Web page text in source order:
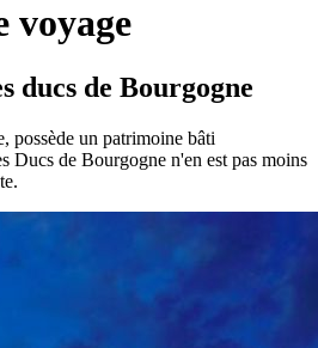
voyage
ducs de Bourgogne
possède un patrimoine bâti
Ducs de Bourgogne n'en est pas moins